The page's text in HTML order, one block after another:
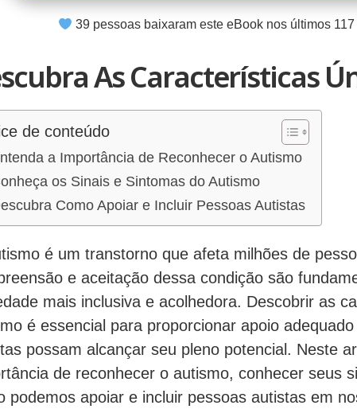
39pessoas baixaram este eBook nos últimos 117
As Características
de conteúdo
a Importância de Reconhecer o Autismo
os Sinais e Sintomas do Autismo
Como Apoiar e Incluir Pessoas Autistas
é um transtorno que afeta milhões de
e aceitação dessa condição são
mais inclusiva e acolhedora. Descobrir as
é essencial para proporcionar apoio
possam alcançar seu pleno potencial. Neste
de reconhecer o autismo, conhecer seus
podemos apoiar e incluir pessoas autistas em